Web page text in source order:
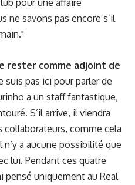
pour une affaire
ne savons pas encore s’il
rester comme adjoint de
suis pas ici pour parler de
a un staff fantastique,
S’il arrive, il viendra
collaborateurs, comme cela
a aucune possibilité que
lui. Pendant ces quatre
pensé uniquement au Real